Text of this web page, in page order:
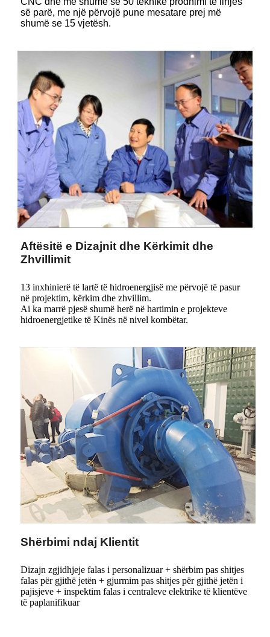
së parë, me një përvojë pune mesatare prej më
shumë se 15 vjetësh.
Aftësitë e Dizajnit dhe Kërkimit dhe
Zhvillimit
13 inxhinierë të lartë të hidroenergjisë me përvojë të pasur
në projektim, kërkim dhe zhvillim.
Ai ka marrë pjesë shumë herë në hartimin e projekteve
hidroenergjetike të Kinës në nivel kombëtar.
Shërbimi ndaj Klientit
Dizajn zgjidhjeje falas i personalizuar + shërbim pas shitjes
falas për gjithë jetën + gjurmim pas shitjes për gjithë jetën i
pajisjeve + inspektim falas i centraleve elektrike të klientëve
të paplanifikuar